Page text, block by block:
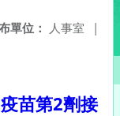
單位： 人事室 |
苗第2劑接